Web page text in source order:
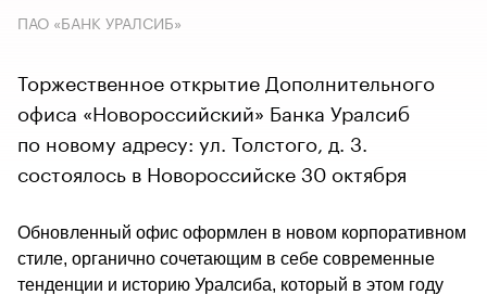
ПАО «БАНК УРАЛСИБ»
Торжественное открытие Дополнительного
офиса «Новороссийский» Банка Уралсиб
по новому адресу: ул. Толстого, д. 3.
состоялось в Новороссийске 30 октября
Обновленный офис оформлен в новом корпоративном
стиле, органично сочетающим в себе современные
тенденции и историю Уралсиба, который в этом году